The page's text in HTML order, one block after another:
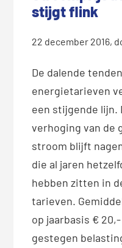
stijgt flink
22 december 2016,
De dalende
energietarieven
een stijgende lijn.
verhoging van de
stroom blijft
die al jaren
hebben zitten in
tarieven.
op jaarbasis €
gestegen